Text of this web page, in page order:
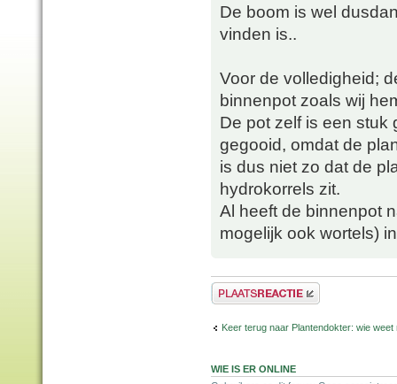
De boom is wel
vinden is..
Voor de volledigheid;
binnenpot zoals wij
De pot zelf is een stuk
gegooid, omdat de
is dus niet zo dat de
hydrokorrels zit.
Al heeft de binnenpot
mogelijk ook wortels)
Plaats een reactie
Keer terug naar Plantendokter: wie weet
WIE IS ER ONLINE